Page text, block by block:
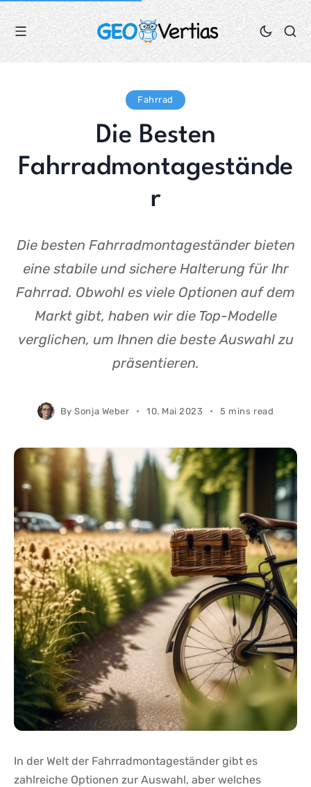
Fahrrad
Die Besten
Fahrradmontagestände
r
Die besten Fahrradmontageständer bieten
eine stabile und sichere Halterung für Ihr
Fahrrad. Obwohl es viele Optionen auf dem
Markt gibt, haben wir die Top-Modelle
verglichen, um Ihnen die beste Auswahl zu
präsentieren.
BySonja Weber 10. Mai 2023 5 mins read
In der ⁤Welt⁤ der Fahrradmontageständer gibt es
zahlreiche Optionen zur Auswahl, aber⁢ welches